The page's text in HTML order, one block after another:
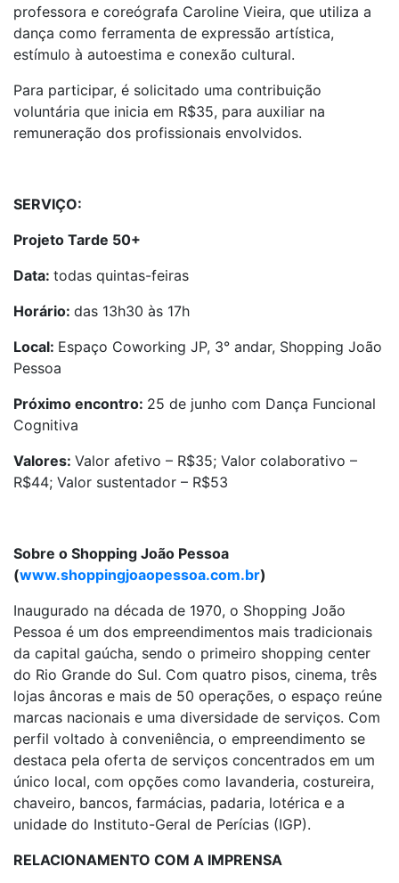
professora e coreógrafa Caroline Vieira, que utiliza a
dança como ferramenta de expressão artística,
estímulo à autoestima e conexão cultural.
Para participar, é solicitado uma contribuição
voluntária que inicia em R$35, para auxiliar na
remuneração dos profissionais envolvidos.
SERVIÇO:
Projeto Tarde 50+
Data: todas quintas-feiras
Horário: das 13h30 às 17h
Local: Espaço Coworking JP, 3° andar, Shopping João
Pessoa
Próximo encontro: 25 de junho com Dança Funcional
Cognitiva
Valores: Valor afetivo – R$35; Valor colaborativo –
R$44; Valor sustentador – R$53
Sobre o Shopping João Pessoa
(www.shoppingjoaopessoa.com.br)
Inaugurado na década de 1970, o Shopping João
Pessoa é um dos empreendimentos mais tradicionais
da capital gaúcha, sendo o primeiro shopping center
do Rio Grande do Sul. Com quatro pisos, cinema, três
lojas âncoras e mais de 50 operações, o espaço reúne
marcas nacionais e uma diversidade de serviços. Com
perfil voltado à conveniência, o empreendimento se
destaca pela oferta de serviços concentrados em um
único local, com opções como lavanderia, costureira,
chaveiro, bancos, farmácias, padaria, lotérica e a
unidade do Instituto-Geral de Perícias (IGP).
RELACIONAMENTO COM A IMPRENSA